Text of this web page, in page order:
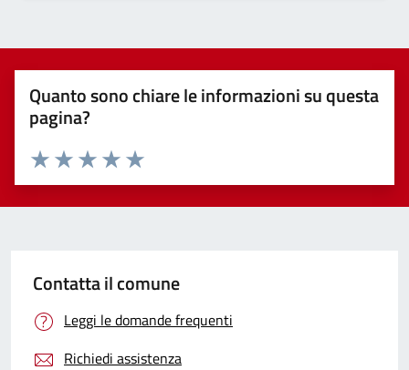
Quanto sono chiare le informazioni su questa
pagina?
Valuta 5 stelle su 5
Valuta 4 stelle su 5
Valuta 3 stelle su 5
Valuta 2 stelle su 5
Valuta 1 stelle su 5
Contatta il comune
Leggi le domande frequenti
Richiedi assistenza